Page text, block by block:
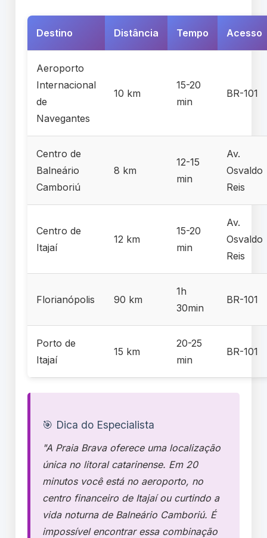
Destino Distância Tempo Acesso
Aeroporto
Internacional
de
Navegantes
10 km
15-20
min
BR-101
Centro de
Balneário
Camboriú
8 km
12-15
min
Av.
Osvaldo
Reis
Centro de
Itajaí
12 km
15-20
min
Av.
Osvaldo
Reis
Florianópolis 90 km
1h
30min
BR-101
Porto de
Itajaí
15 km
20-25
min
BR-101
🎯 Dica do Especialista
"A Praia Brava oferece uma localização
única no litoral catarinense. Em 20
minutos você está no aeroporto, no
centro financeiro de Itajaí ou curtindo a
vida noturna de Balneário Camboriú. É
impossível encontrar essa combinação